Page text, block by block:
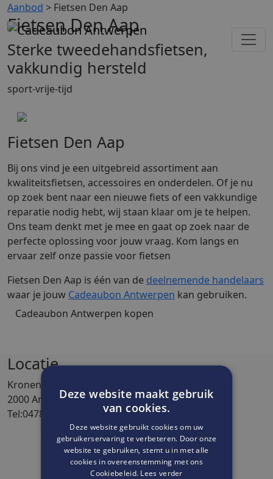
Aanbod > Fietsen Den Aap
Fietsen Den Aap
Sterke tweedehandsfietsen,
vakkundig hersteld
sport-vrije-tijd
Fietsen Den Aap
Bij ons vind je een uitgebreid assortiment aan
kwaliteitsfietsen, accessoires en onderdelen. Of je nu
op zoek bent naar een nieuwe fiets of een vakkundige
reparatie nodig hebt, wij staan klaar om je te helpen.
Ons team denkt met je mee en gaat op zoek naar de
perfecte oplossing voor jouw vraag. Kom langs en
ervaar zelf onze passie voor fietsen
Fietsen Den Aap is één van de deelnemende handelaars
waar je jouw Cadeaubon Antwerpen kan gebruiken.
Cadeaubon Antwerpen kopen
Locatie
Kronenburgstraat 5
2000 Antwerpen
Tel:0478 67 24 27
Deze website maakt gebruik
van cookies.
Deze website gebruikt cookies om uw
gebruikerservaring te verbeteren. Door onze
website te gebruiken, stemt u in met alle
cookies in overeenstemming met ons
Cookiebeleid. Lees verder